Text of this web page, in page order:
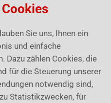
die Aufträge
Sie uns, Ihnen ein
und einfache
Dazu zählen Cookies, die
für die Steuerung unserer
notwendig sind,
Statistikzwecken, für